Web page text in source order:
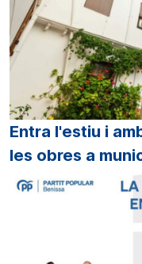
Entra l'estiu i
les obres a